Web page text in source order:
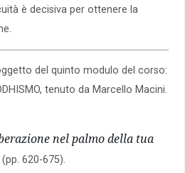
è decisiva per ottenere la
del quinto modulo del corso:
tenuto da Marcello Macini.
nel palmo della tua
620-675).